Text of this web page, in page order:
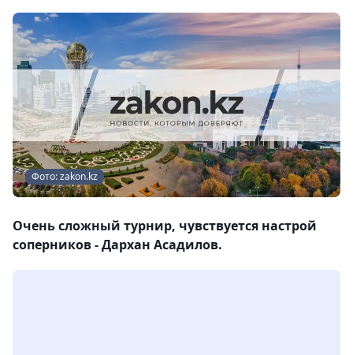
Фото: zakon.kz
Очень сложный турнир, чувствуется настрой
соперников - Дархан Асадилов.